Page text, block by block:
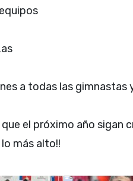
a todas las gimnastas
el próximo año sigan
más alto!!